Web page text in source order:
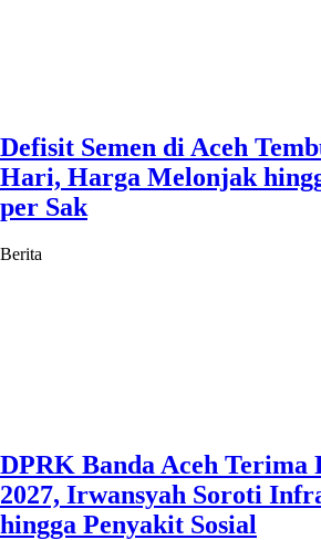
Defisit Semen di Aceh
Hari, Harga Melonjak
per Sak
Berita
DPRK Banda Aceh Terima
2027, Irwansyah Soroti
hingga Penyakit Sosial